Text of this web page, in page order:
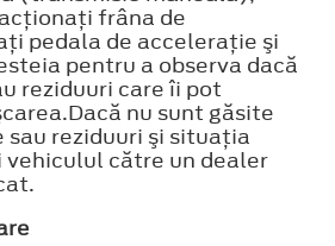
frâna de
pedala de acceleraţie şi
pentru a observa dacă
reziduuri care îi pot
nu sunt găsite
reziduuri şi situaţia
către un dealer